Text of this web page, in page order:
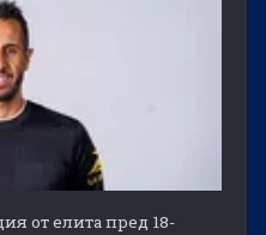
от елита пред 18-